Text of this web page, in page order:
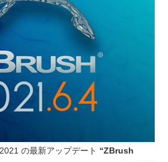
の最新アップデート “ZBrush